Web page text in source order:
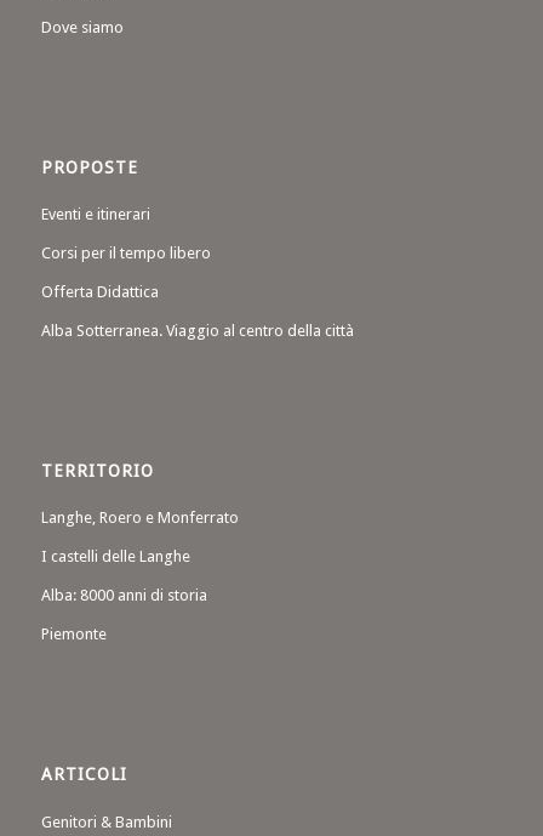
Dove siamo
PROPOSTE
Eventi e itinerari
Corsi per il tempo libero
Offerta Didattica
Alba Sotterranea. Viaggio al centro della città
TERRITORIO
Langhe, Roero e Monferrato
I castelli delle Langhe
Alba: 8000 anni di storia
Piemonte
ARTICOLI
Genitori & Bambini